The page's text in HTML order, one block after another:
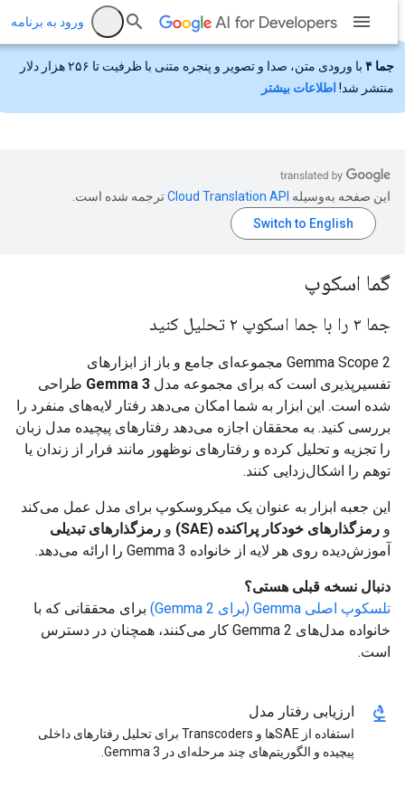
ورود به برنامه
جما ۴
با ورودی متن، صدا و تصویر و پنجره متنی با ظرفیت تا ۲۵۶ هزار دلار
منتشر شد!اطلاعات بیشتر
این صفحه به‌وسیله ترجمه شده است.
گما اسکوپ
جما ۳ را با جما اسکوپ ۲ تحلیل کنید
Gemma Scope 2 مجموعه‌ای جامع و باز از ابزارهای
تفسیرپذیری است که برای مجموعه مدل Gemma 3طراحی
شده است. این ابزار به شما امکان می‌دهد رفتار لایه‌های منفرد را
بررسی کنید. به محققان اجازه می‌دهد رفتارهای پیچیده مدل زبان
را تجزیه و تحلیل کرده و رفتارهای نوظهور مانند فرار از زندان یا
توهم را اشکال‌زدایی کنند.
این جعبه ابزار به عنوان یک میکروسکوپ برای مدل عمل می‌کند
و رمزگذارهای خودکار پراکنده (SAE) و رمزگذارهای تبدیلی
آموزش‌دیده روی هر لایه از خانواده Gemma 3 را ارائه می‌دهد.
دنبال نسخه قبلی هستی؟
تلسکوپ اصلی Gemma (برای Gemma 2)
برای محققانی که با
خانواده مدل‌های Gemma 2 کار می‌کنند، همچنان در دسترس
است.
biotech ارزیابی رفتار مدل
استفاده از SAEها و Transcoders برای تحلیل رفتارهای داخلی
پیچیده و الگوریتم‌های چند مرحله‌ای در Gemma 3.